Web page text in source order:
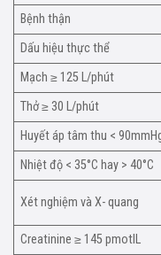
Bệnh thận
Dấu hiệu thực thể
Mạch ≥ 125 L/phút
Thở ≥ 30 L/phút
Huyết áp tâm thu <
Nhiệt độ < 35°C hay > 40°C
Xét nghiệm và X- quang
Creatinine ≥ 145 pmotlL